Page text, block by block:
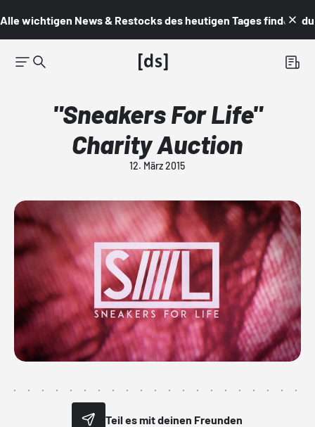
Alle wichtigen News & Restocks des heutigen Tages findest du
"Sneakers For Life"
Charity Auction
12. März 2015
Teil es mit deinen Freunden